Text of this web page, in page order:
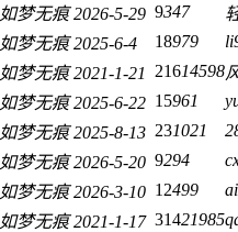
如梦无痕 2026-5-29 9347
如梦无痕 2025-6-4 18979
如梦无痕 2021-1-21 21614598
如梦无痕 2025-6-22 15961
如梦无痕 2025-8-13 231021
如梦无痕 2026-5-20 9294
如梦无痕 2026-3-10 12499
如梦无痕 2021-1-17 31421985